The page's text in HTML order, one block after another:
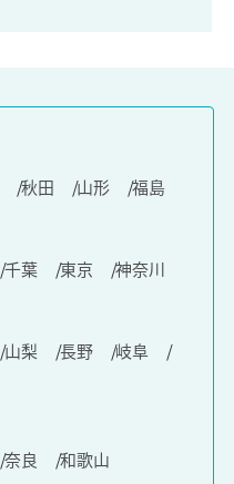
秋田 山形
福島
千葉 東京
神奈川
山梨 長野
岐阜
奈良
和歌山